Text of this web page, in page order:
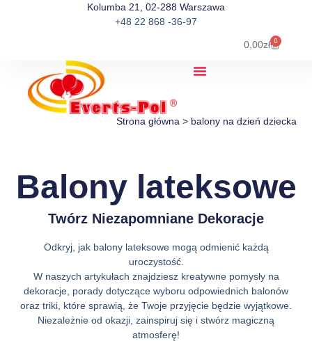
Kolumba 21, 02-288 Warszawa
+48 22 868 -36-97
0,00zł 0
Strona główna > balony na dzień dziecka
Balony lateksowe
Twórz Niezapomniane Dekoracje
Odkryj, jak balony lateksowe mogą odmienić każdą
uroczystość.
W naszych artykułach znajdziesz kreatywne pomysły na
dekoracje, porady dotyczące wyboru odpowiednich balonów
oraz triki, które sprawią, że Twoje przyjęcie będzie wyjątkowe.
Niezależnie od okazji, zainspiruj się i stwórz magiczną
atmosferę!